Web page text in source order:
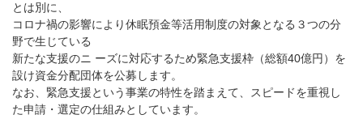
とは別に、
コロナ禍の影響により休眠預金等活用制度の対象となる３つの分
野で生じている
新たな支援のニ ーズに対応するため緊急支援枠（総額40億円）を
設け資金分配団体を公募します。
なお、緊急支援という事業の特性を踏まえて、スピードを重視し
た申請・選定の仕組みとしています。